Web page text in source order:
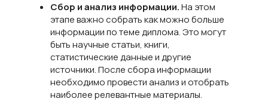
Сбор и анализ информации.На этом
этапе важно собрать как можно больше
информации по теме диплома. Это могут
быть научные статьи, книги,
статистические данные и другие
источники. После сбора информации
необходимо провести анализ и отобрать
наиболее релевантные материалы.